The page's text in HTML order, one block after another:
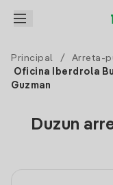
Principal / Arreta-
Oficina Iberdrola
Guzman
Duzun